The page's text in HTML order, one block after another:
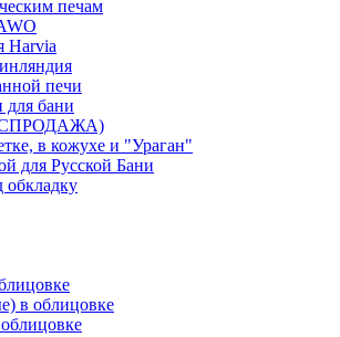
печам
Harvia
печи
для бани
в кожухе и "Ураган"
для Русской Бани
в облицовке